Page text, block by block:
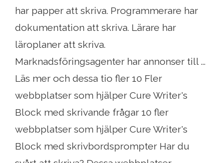
har papper att skriva. Programmerare har
dokumentation att skriva. Lärare har
läroplaner att skriva.
Marknadsföringsagenter har annonser till ...
Läs mer och dessa tio fler 10 Fler
webbplatser som hjälper Cure Writer's
Block med skrivande frågar 10 fler
webbplatser som hjälper Cure Writer's
Block med skrivbordsprompter Har du